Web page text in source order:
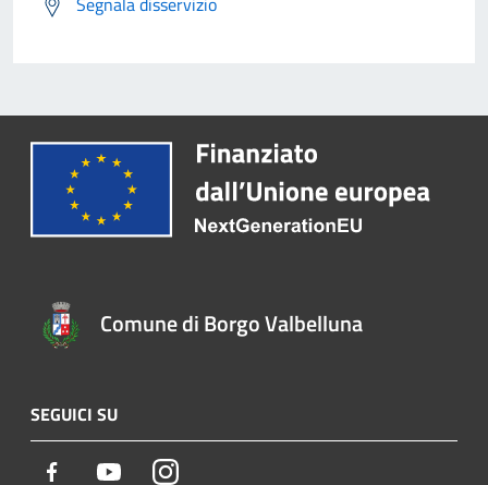
Comune di Borgo Valbelluna
SEGUICI SU
Facebook YoutubeInstagram